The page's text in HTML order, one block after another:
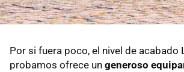
Por si fuera poco, el nivel de acabado
probamos ofrece un generoso